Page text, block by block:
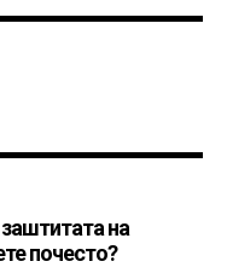
на
почесто?